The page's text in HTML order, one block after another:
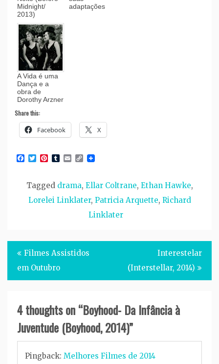
Midnight/
2013)
adaptações
A Vida é uma
Dança e a
obra de
Dorothy Arzner
Share this:
Facebook X
Facebook
Twitter
Pinterest
Tumblr
EmailCopy
Tagged drama, Ellar Coltrane, Ethan Hawke,
Lorelei Linklater, Patricia Arquette, Richard
Linklater
Post
navigation
Filmes Assistidos
em Outubro
Interestelar
(Interstellar, 2014)
4 thoughts on “Boyhood- Da Infância à
Juventude (Boyhood, 2014)”
Pingback: Melhores Filmes de 2014